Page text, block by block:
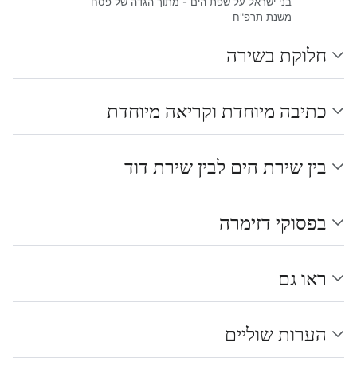
משנת תרפ"ח
חלוקת בשירה
כתיבה מיוחדת וקריאה מיוחדת
בין שירת הים לבין שירת דוד
בפסוקי דזימרה
ראו גם
הערות שוליים